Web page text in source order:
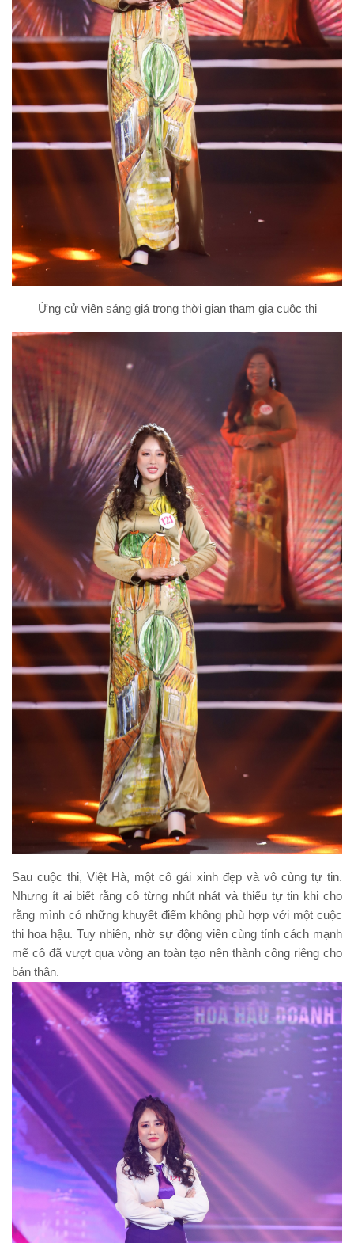
Ứng cử viên sáng giá trong thời gian tham gia cuộc thi
Sau cuộc thi, Việt Hà, một cô gái xinh đẹp và vô cùng tự tin.
Nhưng ít ai biết rằng cô từng nhút nhát và thiếu tự tin khi cho
rằng mình có những khuyết điểm không phù hợp với một cuộc
thi hoa hậu. Tuy nhiên, nhờ sự động viên cùng tính cách mạnh
mẽ cô đã vượt qua vòng an toàn tạo nên thành công riêng cho
bản thân.